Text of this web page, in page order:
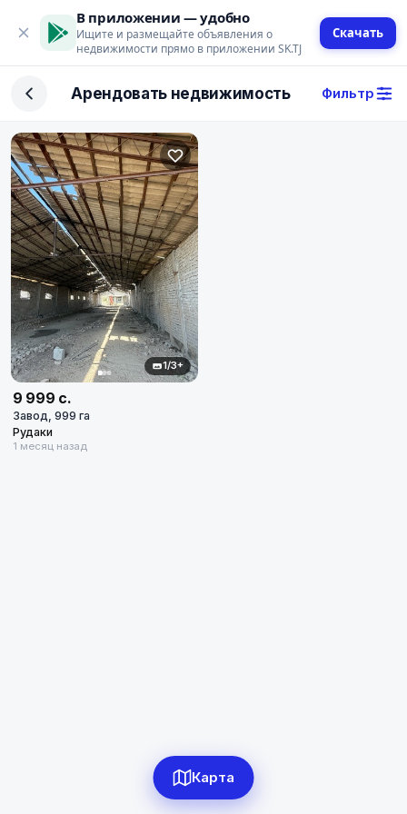
В приложении — удобно
Ищите и размещайте объявления о
недвижимости прямо в приложении SK.TJ
Скачать
Фильтр
Сделка
Купить
Поиск
Тип недвижимости
Тип
Город
Рудаки
Применить фильтры
Арендовать недвижимость Фильтр
Карта
1/3+
9 999 с.
Завод, 999 га
Рудаки
1 месяц назад